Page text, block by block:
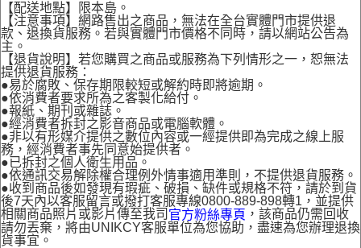
【配送地點】限本島。
【注意事項】網路售出之商品，無法在全台實體門市提供退
款、退換貨服務。若與實體門市價格不同時，請以網站公告為
主。
【退貨說明】若您購買之商品或服務為下列情形之一，恕無法
提供退貨服務：
●易於腐敗、保存期限較短或解約時即將逾期。
●依消費者要求所為之客製化給付。
●報紙、期刊或雜誌。
●經消費者拆封之影音商品或電腦軟體。
●非以有形媒介提供之數位內容或一經提供即為完成之線上服
務，經消費者事先同意始提供者。
●已拆封之個人衛生用品。
●依通訊交易解除權合理例外情事適用準則，不提供退貨服務。
●收到商品後如發現有瑕疵、破損、缺件或規格不符，請於到貨
後7天內以客服留言或撥打客服專線0800-889-898轉1，並提供
相關商品照片或影片傳至我司 官方粉絲專頁 ，該商品仍需回收
請勿丟棄，將由UNIKCY客服單位為您協助，盡速為您辦理退換
貨事宜。